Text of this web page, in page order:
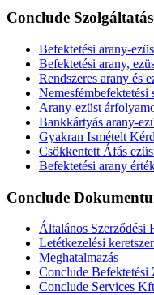
Conclude
Befektetési arany-
Befektetési arany,
Rendszeres arany és
Arany-ezüst
Bankkártyás arany-
Gyakran Ismételt
Csökkentett Áfás
Befektetési arany
Conclude
Általános Szerződési
Letétkezelési
Meghatalmazás
Conclude Befektetési
Conclude Services